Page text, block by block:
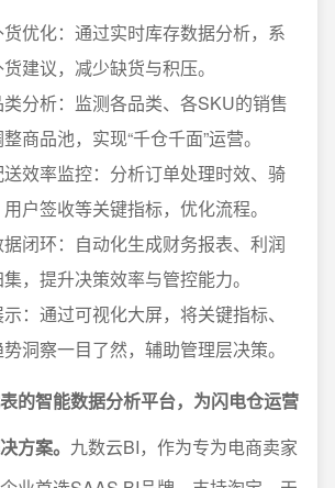
优化：通过实时库存数据分析，系
建议，减少缺货与积压。
分析：监测各品类、各SKU的销售
商品池，实现“千仓千面”运营。
效率监控：分析订单处理时效、骑
户签收等关键指标，优化流程。
闭环：自动化生成财务报表、利润
，提升决策效率与管控能力。
：通过可视化大屏，将关键指标、
洞察一目了然，辅助管理层决策。
的智能数据分析平台，为闪电仓运营
方案。 九数云BI，作为专为电商卖家